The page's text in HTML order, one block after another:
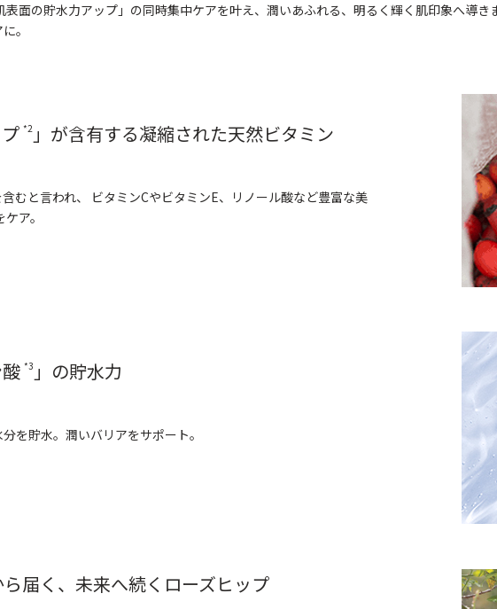
表面の貯水力アップ」の同時集中ケアを叶え、潤いあふれる、明るく輝く肌印象へ導き
。
*2 」が含有する凝縮された天然ビタミン
むと言われ、 ビタミンCやビタミンE、リノール酸など豊富な美
ケア。
*3 」の貯水力
を貯水。潤いバリアをサポート。
届く、未来へ続くローズヒップ